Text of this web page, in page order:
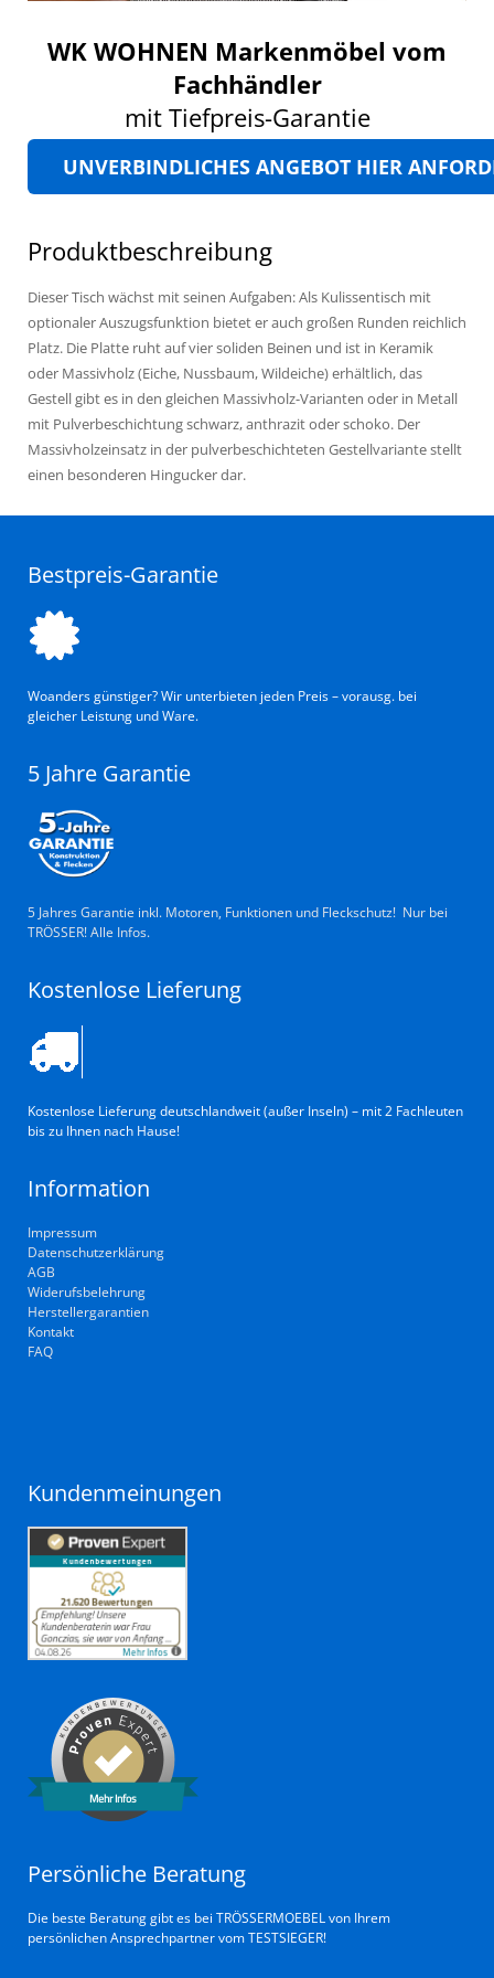
WK WOHNEN Markenmöbel vom
Fachhändler
mit Tiefpreis-Garantie
UNVERBINDLICHES ANGEBOT HIER
Produktbeschreibung
Dieser Tisch wächst mit seinen Aufgaben: Als Kulissentisch mit
optionaler Auszugsfunktion bietet er auch großen Runden reichlich
Platz. Die Platte ruht auf vier soliden Beinen und ist in Keramik
oder Massivholz (Eiche, Nussbaum, Wildeiche) erhältlich, das
Gestell gibt es in den gleichen Massivholz-Varianten oder in Metall
mit Pulverbeschichtung schwarz, anthrazit oder schoko. Der
Massivholzeinsatz in der pulverbeschichteten Gestellvariante stellt
einen besonderen Hingucker dar.
Bestpreis-Garantie
Woanders günstiger? Wir unterbieten jeden Preis – vorausg. bei
gleicher Leistung und Ware.
5 Jahre Garantie
5 Jahres Garantie inkl. Motoren, Funktionen und Fleckschutz! Nur bei
TRÖSSER! Alle Infos.
Kostenlose Lieferung
Kostenlose Lieferung deutschlandweit (außer Inseln) – mit 2 Fachleuten
bis zu Ihnen nach Hause!
Information
Impressum
Datenschutzerklärung
AGB
Widerufsbelehrung
Herstellergarantien
Kontakt
FAQ
Kundenmeinungen
Mehr Infos
Persönliche Beratung
Die beste Beratung gibt es bei TRÖSSERMOEBEL von Ihrem
persönlichen Ansprechpartner vom TESTSIEGER!